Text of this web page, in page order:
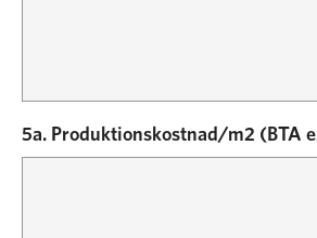
5a. Produktionskostnad/m2 (BTA